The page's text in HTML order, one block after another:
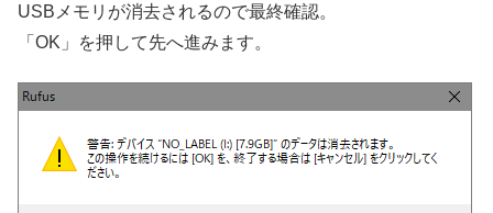
USBメモリが消去されるので最終確認。
「OK」を押して先へ進みます。